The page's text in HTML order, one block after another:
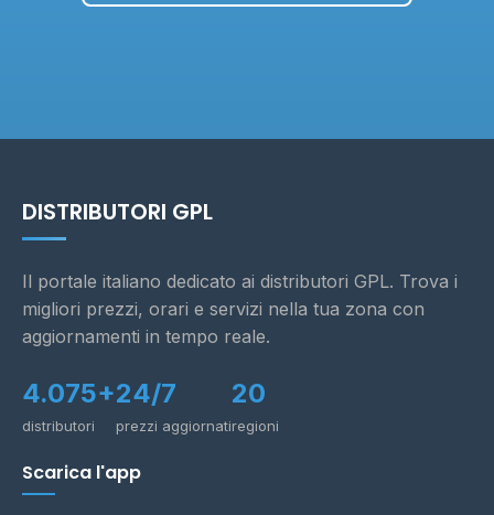
DISTRIBUTORI GPL
Il portale italiano dedicato ai distributori GPL. Trova i
migliori prezzi, orari e servizi nella tua zona con
aggiornamenti in tempo reale.
4.075+
distributori
24/7
prezzi aggiornati
20
regioni
Scarica l'app